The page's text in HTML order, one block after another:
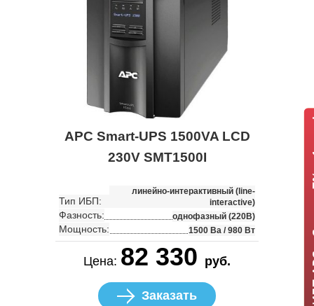
APC Smart-UPS 1500VA LCD
230V SMT1500I
Тип ИБП:
линейно-интерактивный (line-
interactive)
Фазность: однофазный (220В)
Мощность: 1500 Ва / 980 Вт
Цена: 82 330 руб.
Заказать ИБП